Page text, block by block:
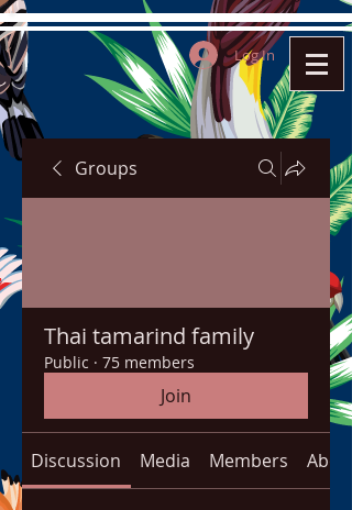
Log In
Groups
Thai tamarind family
Public · 75 members
Join
Discussion Media Members About